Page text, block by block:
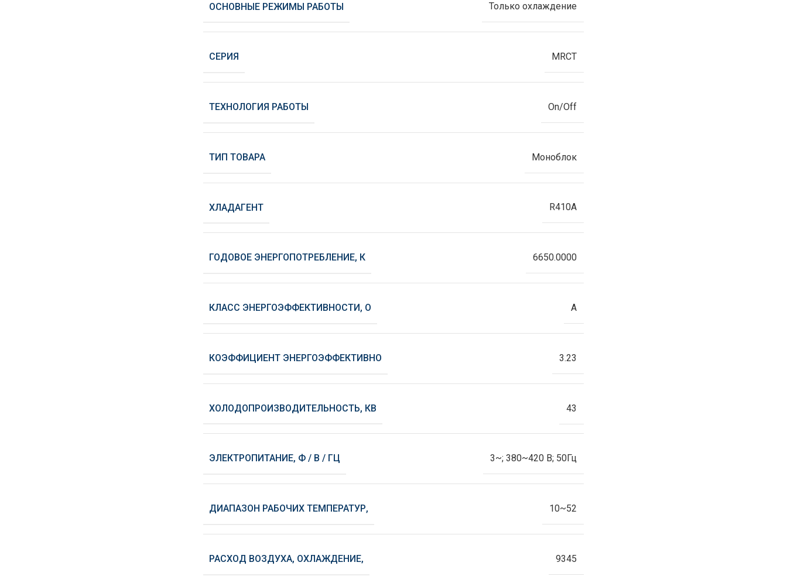
ОСНОВНЫЕ РЕЖИМЫ РАБОТЫ Только охлаждение
СЕРИЯ MRCT
ТЕХНОЛОГИЯ РАБОТЫ On/Off
ТИП ТОВАРА Моноблок
ХЛАДАГЕНТ R410A
ГОДОВОЕ ЭНЕРГОПОТРЕБЛЕНИЕ, К 6650.0000
КЛАСС ЭНЕРГОЭФФЕКТИВНОСТИ, О A
КОЭФФИЦИЕНТ ЭНЕРГОЭФФЕКТИВНО 3.23
ХОЛОДОПРОИЗВОДИТЕЛЬНОСТЬ, КВ 43
ЭЛЕКТРОПИТАНИЕ, Ф / В / ГЦ 3~; 380~420 В; 50Гц
ДИАПАЗОН РАБОЧИХ ТЕМПЕРАТУР, 10~52
РАСХОД ВОЗДУХА, ОХЛАЖДЕНИЕ, 9345